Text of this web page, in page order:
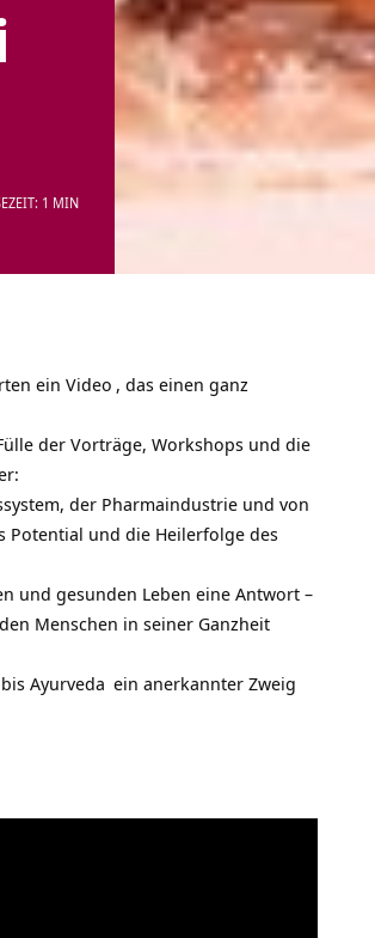
1 MIN
ein Video , das einen ganz
der Vorträge, Workshops und die
der Pharmaindustrie und von
Potential und die Heilerfolge des
und gesunden Leben eine Antwort –
Menschen in seiner Ganzheit
Ayurveda ein anerkannter Zweig